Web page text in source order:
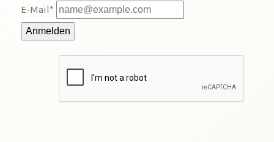
E-Mail*
Anmelden